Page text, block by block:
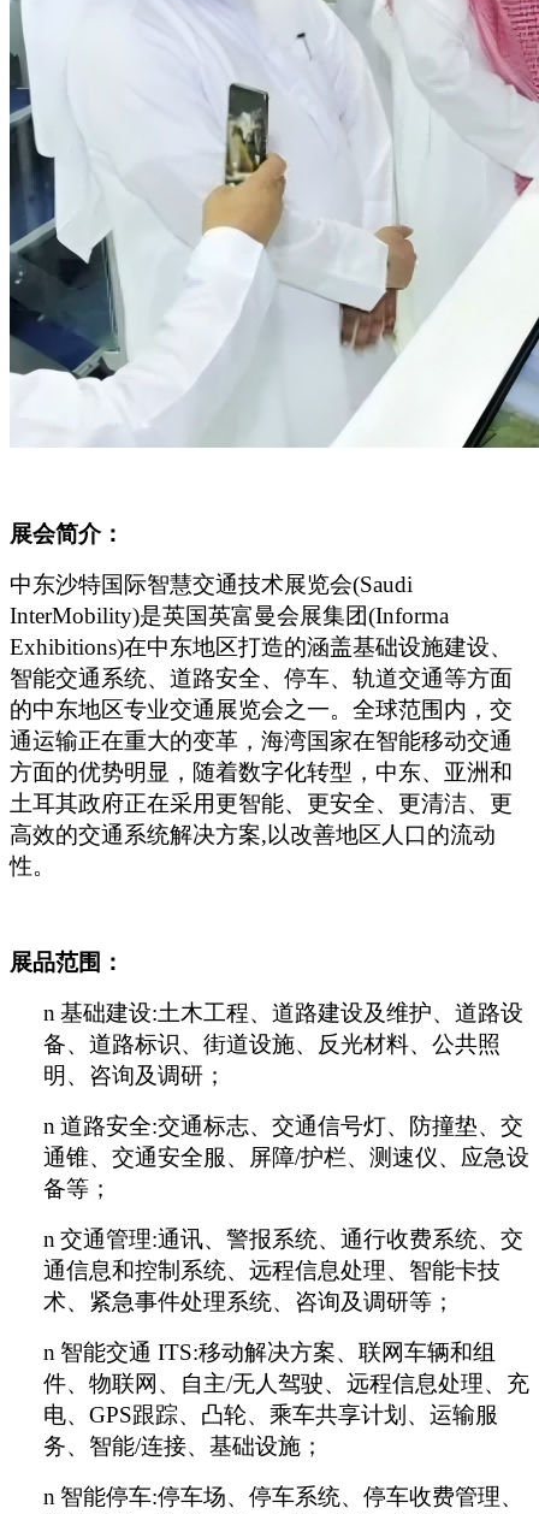
展会简介：
中东沙特国际智慧交通技术展览会(Saudi
InterMobility)是英国英富曼会展集团(Informa
Exhibitions)在中东地区打造的涵盖基础设施建设、
智能交通系统、道路安全、停车、轨道交通等方面
的中东地区专业交通展览会之一。全球范围内，交
通运输正在重大的变革，海湾国家在智能移动交通
方面的优势明显，随着数字化转型，中东、亚洲和
土耳其政府正在采用更智能、更安全、更清洁、更
高效的交通系统解决方案,以改善地区人口的流动
性。
展品范围：
n基础建设:土木工程、道路建设及维护、道路设
备、道路标识、街道设施、反光材料、公共照
明、咨询及调研；
n道路安全:交通标志、交通信号灯、防撞垫、交
通锥、交通安全服、屏障/护栏、测速仪、应急设
备等；
n交通管理:通讯、警报系统、通行收费系统、交
通信息和控制系统、远程信息处理、智能卡技
术、紧急事件处理系统、咨询及调研等；
n 智能交通 ITS:移动解决方案、联网车辆和组
件、物联网、自主/无人驾驶、远程信息处理、充
电、GPS跟踪、凸轮、乘车共享计划、运输服
务、智能/连接、基础设施；
n 智能停车:停车场、停车系统、停车收费管理、